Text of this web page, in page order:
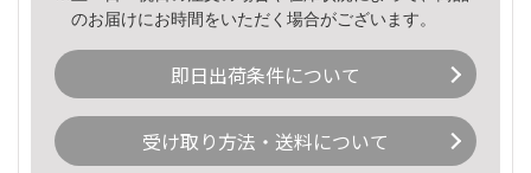
のお届けにお時間をいただく場合がございます。
即日出荷条件について
受け取り方法・送料について